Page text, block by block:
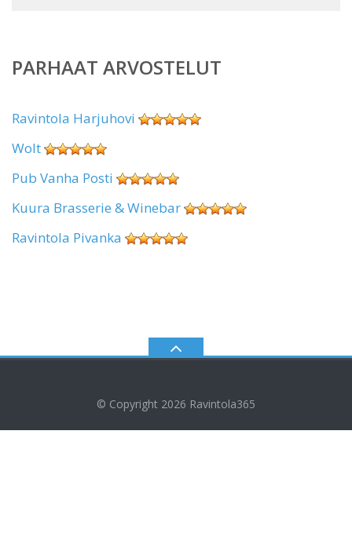
PARHAAT ARVOSTELUT
Ravintola Harjuhovi
Wolt
Pub Vanha Posti
Kuura Brasserie & Winebar
Ravintola Pivanka
© Copyright 2026 Ravintola365